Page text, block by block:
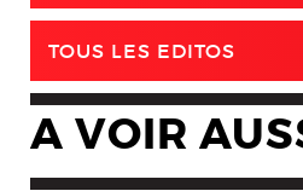
TOUS LES EDITOS
A VOIR